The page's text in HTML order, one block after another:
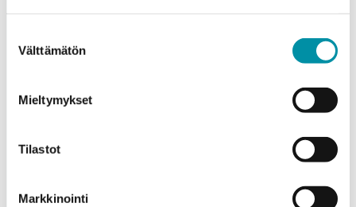
valinta
Välttämätön
Mieltymykset
Tilastot
Markkinointi
Product*